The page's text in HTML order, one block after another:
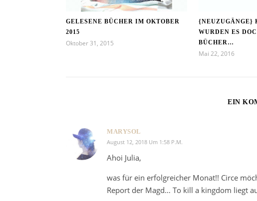
GELESENE BÜCHER IM OKTOBER
2015
Oktober 31, 2015
{NEUZUGÄNGE}
WURDEN ES
BÜCHER…
Mai 22, 2016
EIN
MARYSOL
August 12, 2018 Um 1:58 P.m.
Ahoi Julia,
was für ein erfolgreicher Monat!! Circe
Report der Magd… To kill a kingdom liegt